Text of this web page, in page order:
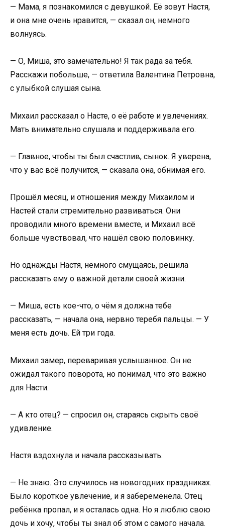
— Мама, я познакомился с девушкой. Её зовут Настя,
и она мне очень нравится, — сказал он, немного
волнуясь.
— О, Миша, это замечательно! Я так рада за тебя.
Расскажи побольше, — ответила Валентина Петровна,
с улыбкой слушая сына.
Михаил рассказал о Насте, о её работе и увлечениях.
Мать внимательно слушала и поддерживала его.
— Главное, чтобы ты был счастлив, сынок. Я уверена,
что у вас всё получится, — сказала она, обнимая его.
Прошёл месяц, и отношения между Михаилом и
Настей стали стремительно развиваться. Они
проводили много времени вместе, и Михаил всё
больше чувствовал, что нашёл свою половинку.
Но однажды Настя, немного смущаясь, решила
рассказать ему о важной детали своей жизни.
— Миша, есть кое-что, о чём я должна тебе
рассказать, — начала она, нервно теребя пальцы. — У
меня есть дочь. Ей три года.
Михаил замер, переваривая услышанное. Он не
ожидал такого поворота, но понимал, что это важно
для Насти.
— А кто отец? — спросил он, стараясь скрыть своё
удивление.
Настя вздохнула и начала рассказывать.
— Не знаю. Это случилось на новогодних праздниках.
Было короткое увлечение, и я забеременела. Отец
ребёнка пропал, и я осталась одна. Но я люблю свою
дочь и хочу, чтобы ты знал об этом с самого начала.